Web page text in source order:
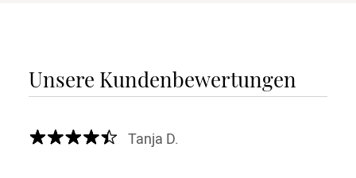
Unsere Kundenbewertungen
Tanja D.